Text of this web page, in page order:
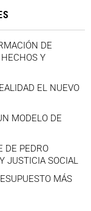
DE
Y
EL NUEVO
MODELO DE
DE PEDRO
JUSTICIA SOCIAL
MÁS